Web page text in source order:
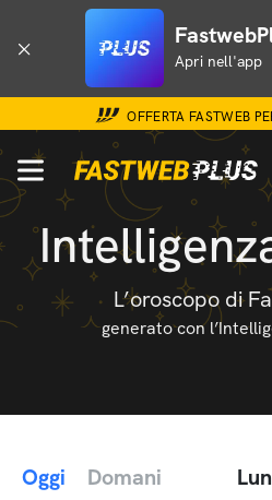
Apri nell'app
OFFERTA FASTWEB
L’oroscopo di
generato con
Oggi Domani